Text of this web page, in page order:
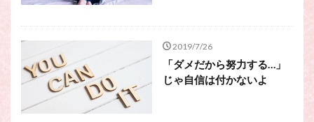
2019/7/26
「ダメだから努力する…」
じゃ自信は付かないよ
アル・カウンセラーになりたい、スピリチュアル・カウンセリ
カウンセラー、占いカウンセリング、占いセラピー、占い師、
占い師になりたい、占い講座
占いカウンセリング
スピリチュアルカウンセラー
スピリチュアル講座